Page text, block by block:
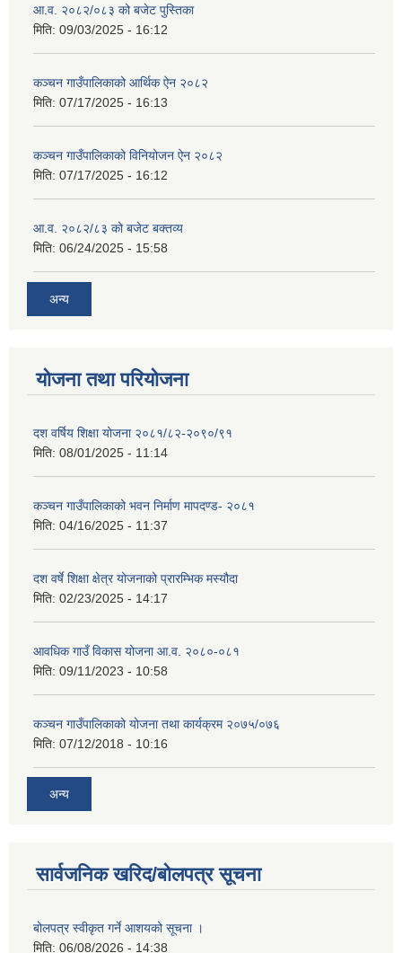
आ.व. २०८२/०८३ को बजेट पुस्तिका
मिति: 09/03/2025 - 16:12
कञ्‍चन गाउँपालिकाको आर्थिक ऐन २०८२
मिति: 07/17/2025 - 16:13
कञ्‍चन गाउँपालिकाको विनियोजन ऐन २०८२
मिति: 07/17/2025 - 16:12
आ.व. २०८२/८३ को बजेट बक्तव्य
मिति: 06/24/2025 - 15:58
अन्य
योजना तथा परियोजना
दश वर्षिय शिक्षा योजना २०८१/८२-२०९०/९१
मिति: 08/01/2025 - 11:14
कञ्‍चन गाउँपालिकाको भवन निर्माण मापदण्ड- २०८१
मिति: 04/16/2025 - 11:37
दश वर्षे शिक्षा क्षेत्र योजनाको प्रारम्भिक मस्यौदा
मिति: 02/23/2025 - 14:17
आवधिक गाउँ विकास योजना आ.व. २०८०-०८१
मिति: 09/11/2023 - 10:58
कञ्चन गाउँपालिकाको योजना तथा कार्यक्रम २०७५/०७६
मिति: 07/12/2018 - 10:16
अन्य
सार्वजनिक खरिद/बोलपत्र सूचना
बोलपत्र स्वीकृत गर्ने आशयको सूचना ।
मिति: 06/08/2026 - 14:38